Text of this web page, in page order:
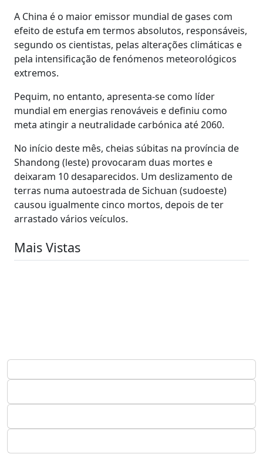
A China é o maior emissor mundial de gases com
efeito de estufa em termos absolutos, responsáveis,
segundo os cientistas, pelas alterações climáticas e
pela intensificação de fenómenos meteorológicos
extremos.
Pequim, no entanto, apresenta-se como líder
mundial em energias renováveis e definiu como
meta atingir a neutralidade carbónica até 2060.
No início deste mês, cheias súbitas na província de
Shandong (leste) provocaram duas mortes e
deixaram 10 desaparecidos. Um deslizamento de
terras numa autoestrada de Sichuan (sudoeste)
causou igualmente cinco mortos, depois de ter
arrastado vários veículos.
Mais Vistas